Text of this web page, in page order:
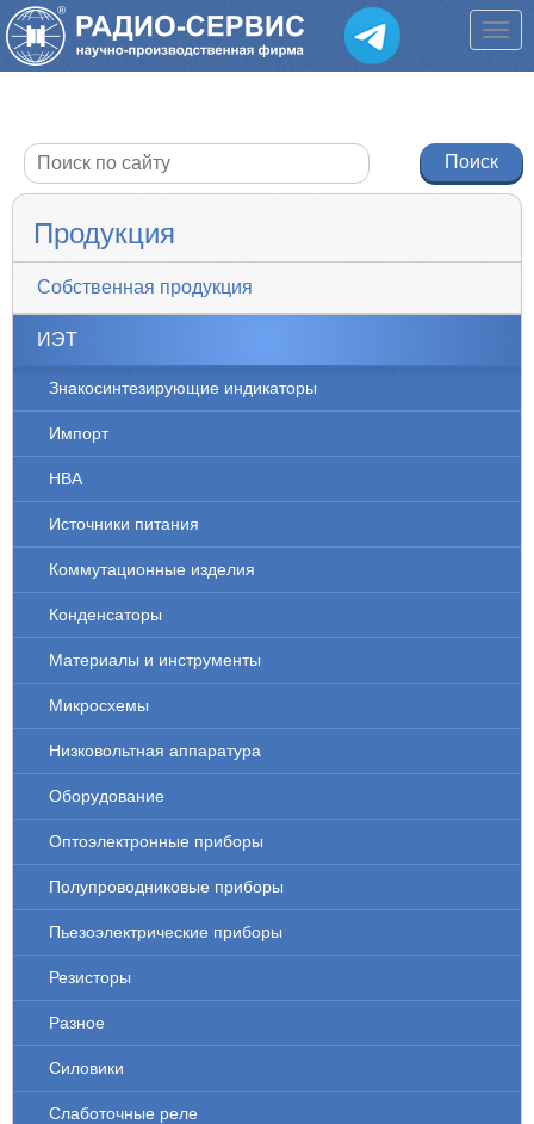
Продукция
Собственная продукция
ИЭТ
Знакосинтезирующие индикаторы
Импорт
НВА
Источники питания
Коммутационные изделия
Конденсаторы
Материалы и инструменты
Микросхемы
Низковольтная аппаратура
Оборудование
Оптоэлектронные приборы
Полупроводниковые приборы
Пьезоэлектрические приборы
Резисторы
Разное
Силовики
Слаботочные реле